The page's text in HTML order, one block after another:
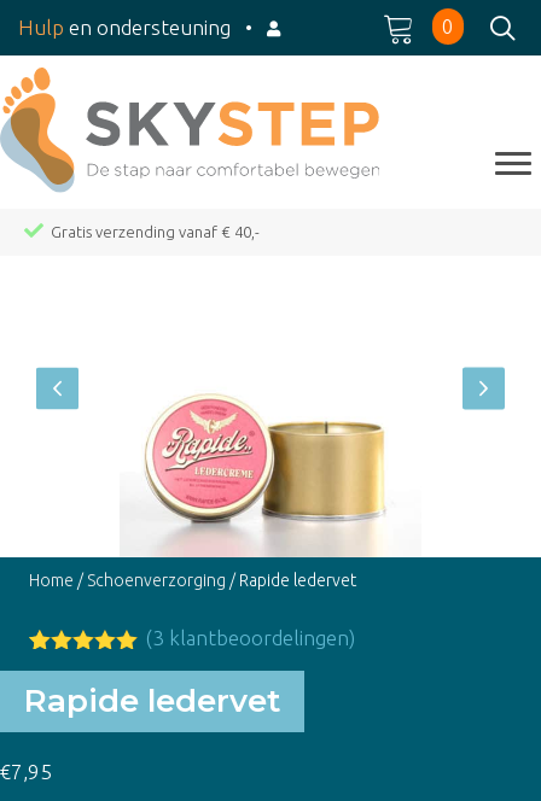
Hulp en ondersteuning • 0
Gratis verzending vanaf € 40,-
Home / Schoenverzorging / Rapide ledervet
Gewaardeer
d
op
5
gebaseerd
3
waarderinge
(3 klantbeoordelingen)
Rapide ledervet
€7,95